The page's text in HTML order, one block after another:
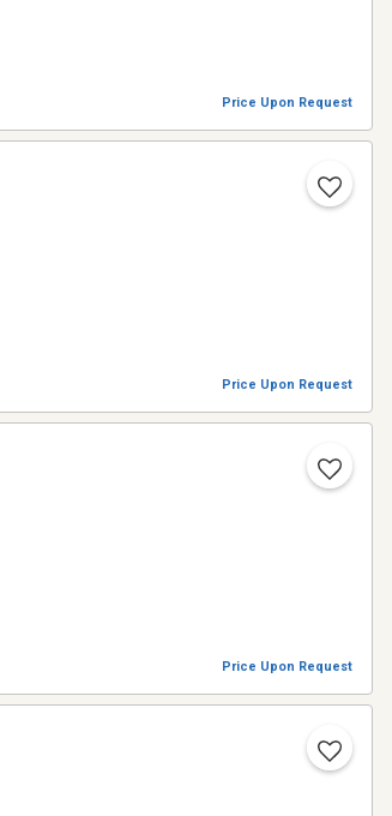
Price Upon Request
Price Upon Request
Price Upon Request